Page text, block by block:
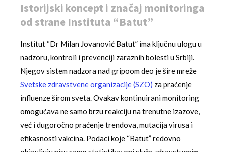
Istorijski koncept i značaj monitoringa
od strane Instituta “Batut”
Institut “Dr Milan Jovanović Batut” ima ključnu ulogu u
nadzoru, kontroli i prevenciji zaraznih bolesti u Srbiji.
Njegov sistem nadzora nad gripoom deo je šire mreže
Svetske zdravstvene organizacije (SZO) za praćenje
influenze širom sveta. Ovakav kontinuirani monitoring
omogućava ne samo brzu reakciju na trenutne izazove,
već i dugoročno praćenje trendova, mutacija virusa i
efikasnosti vakcina. Podaci koje “Batut” redovno